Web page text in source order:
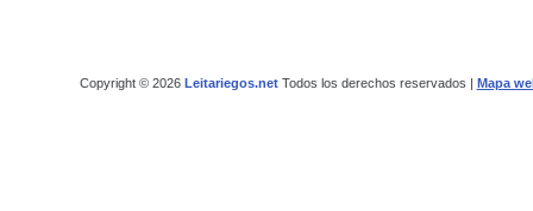
Copyright © 2026 Leitariegos.netTodos los derechos reservados | Mapa